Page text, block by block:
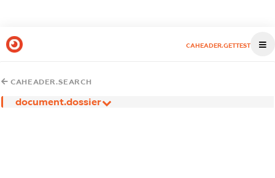
CAHEADER.GETTEST
CAHEADER.SEARCH
document.dossier